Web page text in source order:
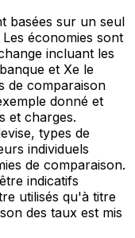
basées sur un seul
économies sont
incluant les
et Xe le
de comparaison
donné et
et charges.
types de
individuels
de comparaison.
indicatifs
utilisés qu'à titre
des taux est mis